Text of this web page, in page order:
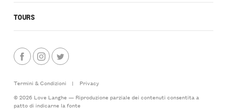
TOURS
Termini & Condizioni |
Privacy
© 2026 Love Langhe — Riproduzione parziale dei contenuti consentita a
patto di indicarne la fonte